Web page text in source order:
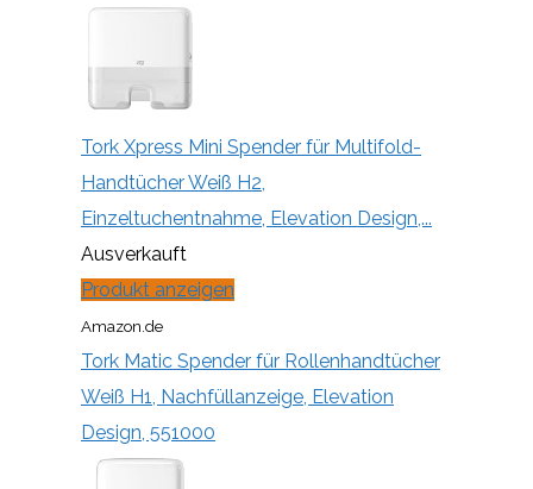
Tork Xpress Mini Spender für Multifold-
Handtücher Weiß H2,
Einzeltuchentnahme, Elevation Design,...
Ausverkauft
Produkt anzeigen
Amazon.de
Tork Matic Spender für Rollenhandtücher
Weiß H1, Nachfüllanzeige, Elevation
Design, 551000